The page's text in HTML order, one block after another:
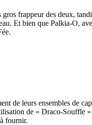
frappeur des deux,
Et bien que Palkia-O,
de leurs ensembles de
de « Draco-
fournir.